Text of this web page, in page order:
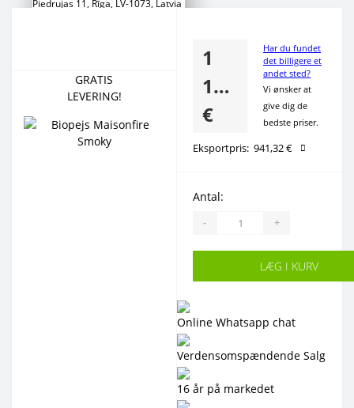
Piedrujas 11, Rīga, LV-1073, Latvia
+371 2 777 88 54
GRATIS
LEVERING!
1
139,00
€
Har du fundet
det billigere et
andet sted?
Vi ønsker at
give dig de
bedste priser.
Eksportpris: 941,32 €
Antal:
- +
LÆG I KURV
Online Whatsapp chat
Verdensomspændende Salg
16 år på markedet